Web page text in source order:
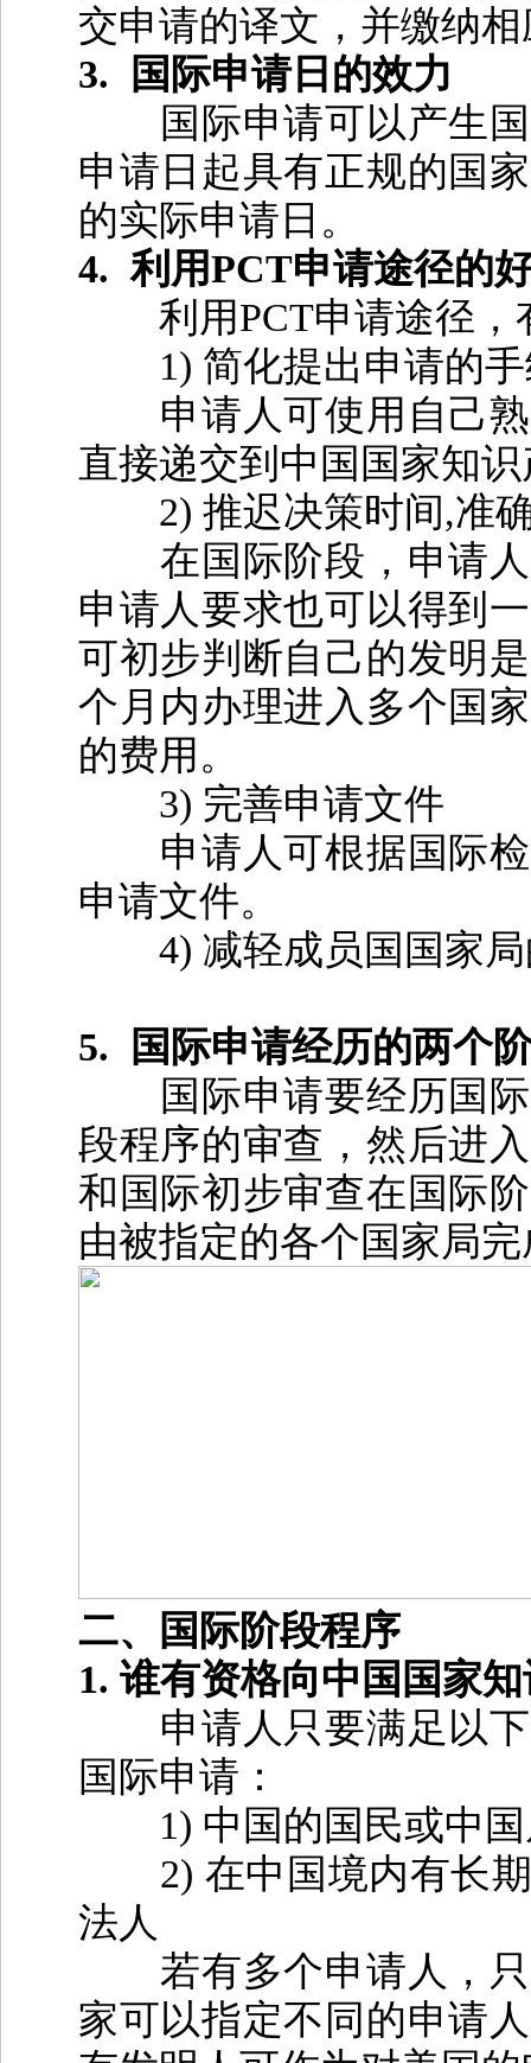
交申请的译文，并缴纳
3.
国际申请日的效力
国际申请可以产生国
申请日起具有正规的国
的实际申请日。
4.利用PCT申请途径的
利用PCT申请途径，
1) 简化提出申请的
申请人可使用自己熟
直接递交到中国国家知
2) 推迟决策时间,准
在国际阶段，申请人
申请人要求也可以得到
可初步判断自己的发明
个月内办理进入多个国
的费用。
3) 完善申请文件
申请人可根据国际检
申请文件。
4) 减轻成员国国家
5.
国际申请经历的两个
国际申请要经历国
段程序的审查，然后进
和国际初步审查在国际
由被指定的各个国家局
二、国际阶段程序
1. 谁有资格向中国国家
申请人只要满足以
国际申请：
1) 中国的国民或中
2) 在中国境内有长
法人
若有多个申请人，只
家可以指定不同的申请